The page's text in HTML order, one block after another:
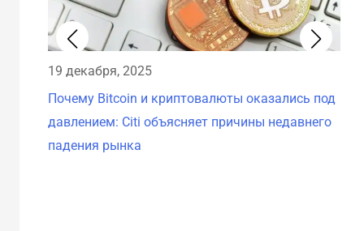
19 декабря, 2025
Почему Bitcoin и криптовалюты оказались под
давлением: Citi объясняет причины недавнего
падения рынка